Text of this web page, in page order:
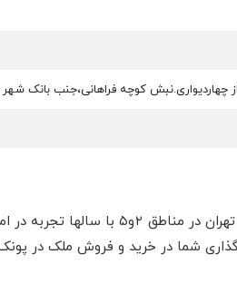
کوچه فراهانی،جنب بانک شهر
مشاور املاک کوروش متخصص
شما در خرید و فروش ملک در